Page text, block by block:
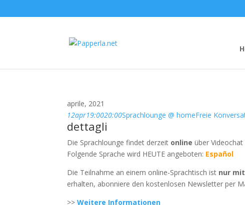
aprile, 2021
12apr19:0020:00Sprachlounge @ homeFreie
dettagli
Die Sprachlounge findet derzeit online über
Folgende Sprache wird HEUTE angeboten: Español
Die Teilnahme an einem online-Sprachtisch ist nur
erhalten, abonniere den kostenlosen Newsletter per
>>Weitere Informationen